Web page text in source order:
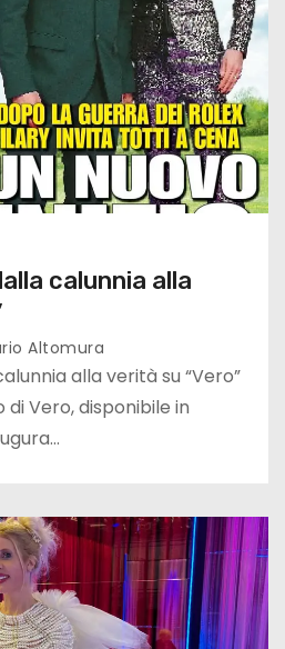
calunnia alla
Altomura
alla verità su “Vero”
Vero, disponibile in